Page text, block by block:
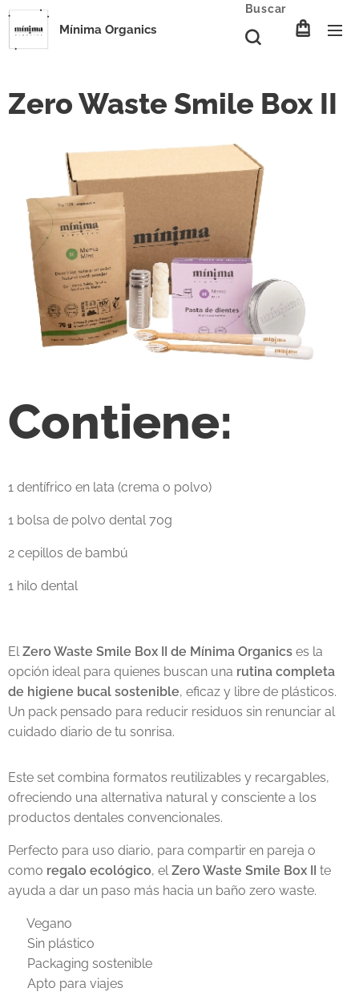
Mínima Organics
Buscar
Zero Waste Smile Box II
Contiene:
1 dentífrico en lata (crema o polvo)
1 bolsa de polvo dental 70g
2 cepillos de bambú
1 hilo dental
ElZero Waste Smile Box II de Mínima Organics es la
opción ideal para quienes buscan una rutina completa
de higiene bucal sostenible, eficaz y libre de plásticos.
Un pack pensado para reducir residuos sin renunciar al
cuidado diario de tu sonrisa.
Este set combina formatos reutilizables y recargables,
ofreciendo una alternativa natural y consciente a los
productos dentales convencionales.
Perfecto para uso diario, para compartir en pareja o
como regalo ecológico, elZero Waste Smile Box II te
ayuda a dar un paso más hacia un baño zero waste.
✔️ Vegano
✔️ Sin plástico
✔️ Packaging sostenible
✔️ Apto para viajes